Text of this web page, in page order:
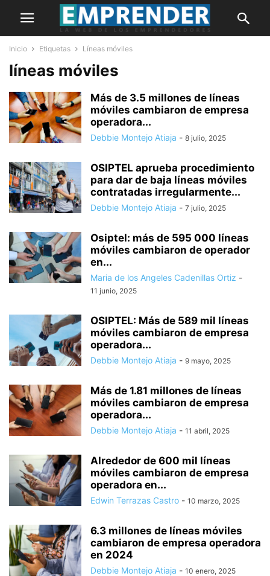
Inicio Etiquetas Líneas móviles
líneas móviles
Más de 3.5 millones de líneas
móviles cambiaron de empresa
operadora...
Debbie Montejo Atiaja - 8 julio, 2025
OSIPTEL aprueba procedimiento
para dar de baja líneas móviles
contratadas irregularmente...
Debbie Montejo Atiaja - 7 julio, 2025
Osiptel: más de 595 000 líneas
móviles cambiaron de operador
en...
Maria de los Angeles Cadenillas Ortiz -
11 junio, 2025
OSIPTEL: Más de 589 mil líneas
móviles cambiaron de empresa
operadora...
Debbie Montejo Atiaja - 9 mayo, 2025
Más de 1.81 millones de líneas
móviles cambiaron de empresa
operadora...
Debbie Montejo Atiaja - 11 abril, 2025
Alrededor de 600 mil líneas
móviles cambiaron de empresa
operadora en...
Edwin Terrazas Castro - 10 marzo, 2025
6.3 millones de líneas móviles
cambiaron de empresa operadora
en 2024
Debbie Montejo Atiaja - 10 enero, 2025